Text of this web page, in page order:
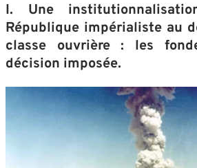
I. Une
République impérialiste au
classe ouvrière : les
décision imposée.